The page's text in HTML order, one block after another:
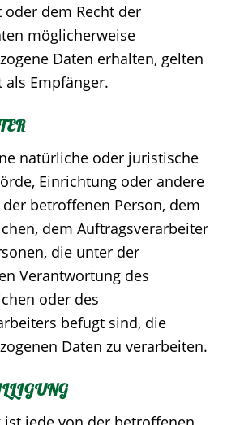
dem Recht der
möglicherweise
Daten erhalten, gelten
Empfänger.
natürliche oder juristische
Einrichtung oder andere
betroffenen Person, dem
dem Auftragsverarbeiter
die unter der
Verantwortung des
oder des
befugt sind, die
Daten zu verarbeiten.